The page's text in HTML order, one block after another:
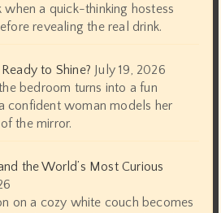
when a quick-thinking hostess
revealing the real drink.
to Shine? July 19, 2026
bedroom turns into a fun
confident woman models her
the mirror.
the World’s Most Curious
on a cozy white couch becomes